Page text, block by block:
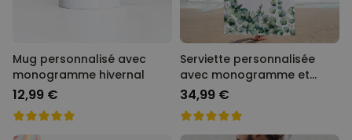
Mug personnalisé avec
monogramme hivernal
12,99 €
Serviette personnalisée
avec monogramme et
texte
34,99 €